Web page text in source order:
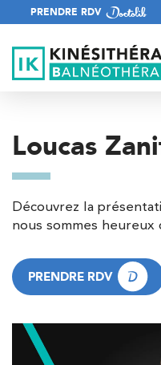
PRENDRE RDV
Loucas
Découvrez la
nous sommes heureux
PRENDRE RDV
PRENDRE RDV